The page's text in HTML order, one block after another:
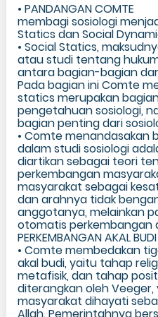
• PANDANGAN COMTE
membagi sosiologi
Statics dan Social
• Social Statics,
atau studi tentang
antara bagian-bagian
Pada bagian ini Comte
statics merupakan
pengetahuan sosiologi,
bagian penting dari
• Comte
dalam studi sosiologi
diartikan sebagai teori
perkembangan
masyarakat sebagai
dan arahnya tidak
anggotanya, melainkan
otomatis perkembangan
PERKEMBANGAN AKAL
• Comte membedakan
akal budi, yaitu tahap
metafisik, dan tahap
diterangkan oleh
masyarakat dihayati